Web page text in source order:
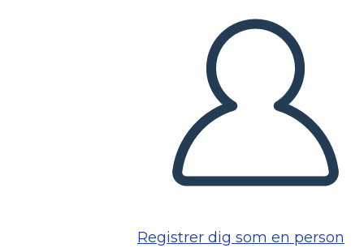
Registrer dig som en person